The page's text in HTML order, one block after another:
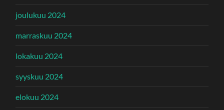
joulukuu 2024
marraskuu 2024
lokakuu 2024
syyskuu 2024
elokuu 2024